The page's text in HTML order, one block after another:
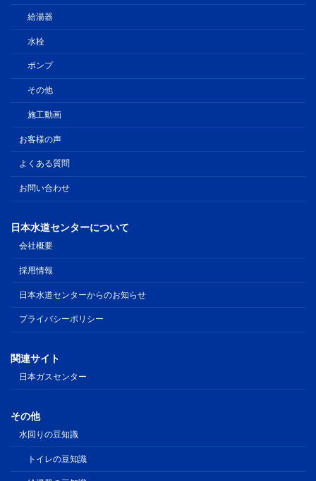
給湯器
水栓
ポンプ
その他
施工動画
お客様の声
よくある質問
お問い合わせ
日本水道センターについて
会社概要
採用情報
日本水道センターからのお知らせ
プライバシーポリシー
関連サイト
日本ガスセンター
その他
水回りの豆知識
トイレの豆知識